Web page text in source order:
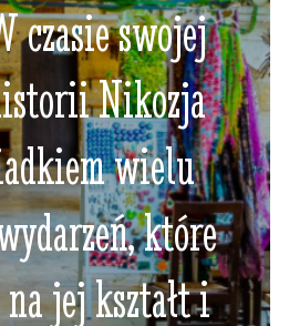
czasie swojej
Nikozja
wielu
które
na jej kształt i